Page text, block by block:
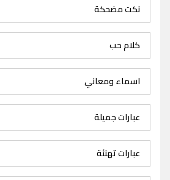
نكت مضحكة
كلام حب
اسماء ومعاني
عبارات جميلة
عبارات تهنئة